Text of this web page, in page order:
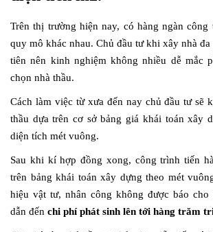
Trên thị trường hiện nay, có hàng ngàn
quy mô khác nhau. Chủ đầu tư khi xây nhà đa
tiên nên kinh nghiệm không nhiều dễ mắc
chọn nhà thầu.
Cách làm việc từ xưa đến nay chủ đầu tư sẽ
thầu dựa trên cơ sở bảng giá khái toán xây
diện tích mét vuông.
Sau khi kí hợp đồng xong, công trình tiến
trên bảng khái toán xây dựng theo mét
hiệu vật tư, nhân công không được báo
dẫn đến chi phí phát sinh lên tới hàng trăm